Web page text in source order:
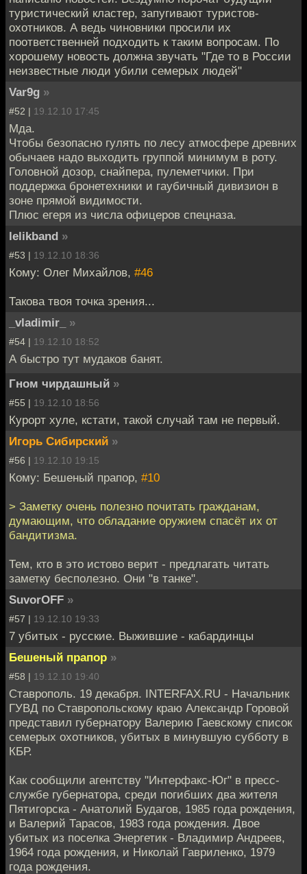
туристический кластер, запугивают туристов-
охотников. А ведь чиновники просили их
поответственней подходить к таким вопросам. По
хорошему новость должна звучать "Где то в России
неизвестные люди убили семерых людей"
Var9g »
#52 | 19.12.10 17:45
Мда.
Чтобы безопасно гулять по лесу атмосфере древних
обычаев надо выходить группой минимум в роту.
Головной дозор, снайпера, пулеметчики. При
поддержка бронетехники и гаубичный дивизион в
зоне прямой видимости.
Плюс егеря из числа офицеров спецназа.
lelikband »
#53 | 19.12.10 18:36
Кому: Олег Михайлов, #46
Такова твоя точка зрения...
_vladimir_
»
#54 | 19.12.10 18:52
А быстро тут мудаков банят.
Гном чирдашный »
#55 | 19.12.10 18:56
Курорт хуле, кстати, такой случай там не первый.
Игорь Сибирский »
#56 | 19.12.10 19:15
Кому: Бешеный прапор, #10
> Заметку очень полезно почитать гражданам,
думающим, что обладание оружием спасёт их от
бандитизма.
Тем, кто в это истово верит - предлагать читать
заметку бесполезно. Они "в танке".
SuvorOFF »
#57 | 19.12.10 19:33
7 убитых - русские. Выжившие - кабардинцы
Бешеный прапор »
#58 | 19.12.10 19:40
Ставрополь. 19 декабря. INTERFAX.RU - Начальник
ГУВД по Ставропольскому краю Александр Горовой
представил губернатору Валерию Гаевскому список
семерых охотников, убитых в минувшую субботу в
КБР.
Как сообщили агентству "Интерфакс-Юг" в пресс-
службе губернатора, среди погибших два жителя
Пятигорска - Анатолий Будагов, 1985 года рождения,
и Валерий Тарасов, 1983 года рождения. Двое
убитых из поселка Энергетик - Владимир Андреев,
1964 года рождения, и Николай Гавриленко, 1979
года рождения.